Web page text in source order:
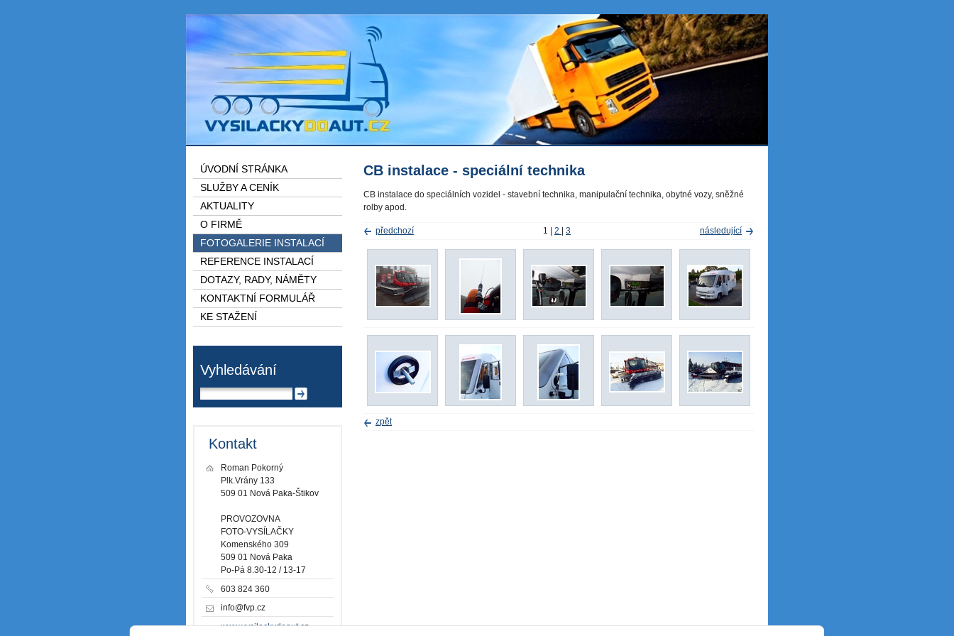
CB instalace - speciální technika
CB instalace do speciálních vozidel - stavební technika, manipulační technika, obytné vozy, sněžné
rolby apod.
předchozí 1 2 3 následující
zpět
ÚVODNÍ STRÁNKA
SLUŽBY A CENÍK
AKTUALITY
O FIRMĚ
FOTOGALERIE INSTALACÍ
REFERENCE INSTALACÍ
DOTAZY, RADY, NÁMĚTY
KONTAKTNÍ FORMULÁŘ
KE STAŽENÍ
Vyhledávání
Kontakt
Roman Pokorný
Plk.Vrány 133
509 01 Nová Paka-Štikov
PROVOZOVNA
FOTO-VYSÍLAČKY
Komenského 309
509 01 Nová Paka
Po-Pá 8.30-12 / 13-17
603 824 360
info@fvp.cz
www.vysilackydoaut.cz